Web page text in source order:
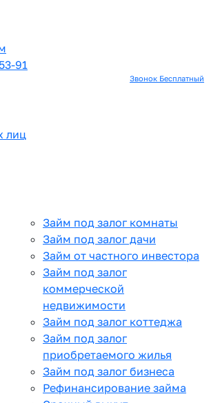
91
Звонок Бесплатный
лиц
Займ под залог комнаты
Займ под залог дачи
Займ от частного инвестора
Займ под залог
коммерческой
недвижимости
Займ под залог коттеджа
Займ под залог
приобретаемого жилья
Займ под залог бизнеса
Рефинансирование займа